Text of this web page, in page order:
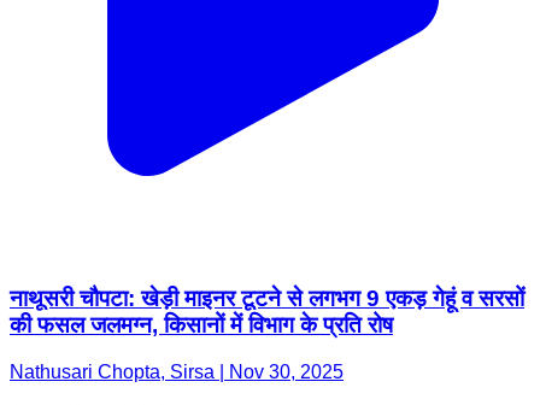
नाथूसरी चौपटा: खेड़ी माइनर टूटने से लगभग 9 एकड़ गेहूं व सरसों
की फसल जलमग्न, किसानों में विभाग के प्रति रोष
Nathusari Chopta, Sirsa | Nov 30, 2025